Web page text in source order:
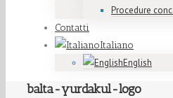
Procedure
Contatti
Italiano
English
balta-yurdakul-logo